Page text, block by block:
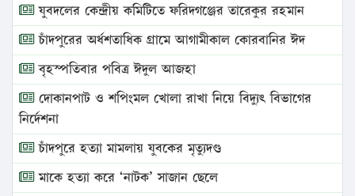
যুবদলের কেন্দ্রীয় কমিটিতে ফরিদগঞ্জের তারেকুর রহমান
চাঁদপুরের অর্ধশতাধিক গ্রামে আগামীকাল কোরবানির ঈদ
বৃহস্পতিবার পবিত্র ঈদুল আজহা
দোকানপাট ও শপিংমল খোলা রাখা নিয়ে বিদ্যুৎ বিভাগের
নির্দেশনা
চাঁদপুরে হত্যা মামলায় যুবকের মৃত্যুদণ্ড
মাকে হত্যা করে ‘নাটক’ সাজান ছেলে